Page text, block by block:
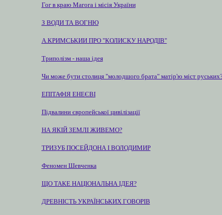
Гог в краю Магога і місія України
З ВОДИ ТА ВОГНЮ
А.КРИМСЬКИИ ПРО "КОЛИСКУ НАРОДІВ"
Триполізм - наша ідея
Чи може бути столиця "молодшого брата" матір'ю міст
ЕПІТАФІЯ ЕНЕЄВІ
Підвалини європейської цивілізації
НА ЯКІЙ ЗЕМЛІ ЖИВЕМО?
ТРИЗУБ ПОСЕЙДОНА І ВОЛОДИМИР
Феномен Шевченка
ЩО ТАКЕ НАЦІОНАЛЬНА ІДЕЯ?
ДРЕВНІСТЬ УКРАЇНСЬКИХ ГОВОРІВ